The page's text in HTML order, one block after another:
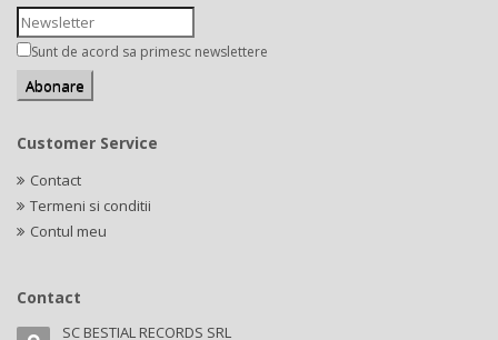
Sunt de acord sa primesc newslettere
Customer Service
Contact
Termeni si conditii
Contul meu
Contact
SC BESTIAL RECORDS SRL